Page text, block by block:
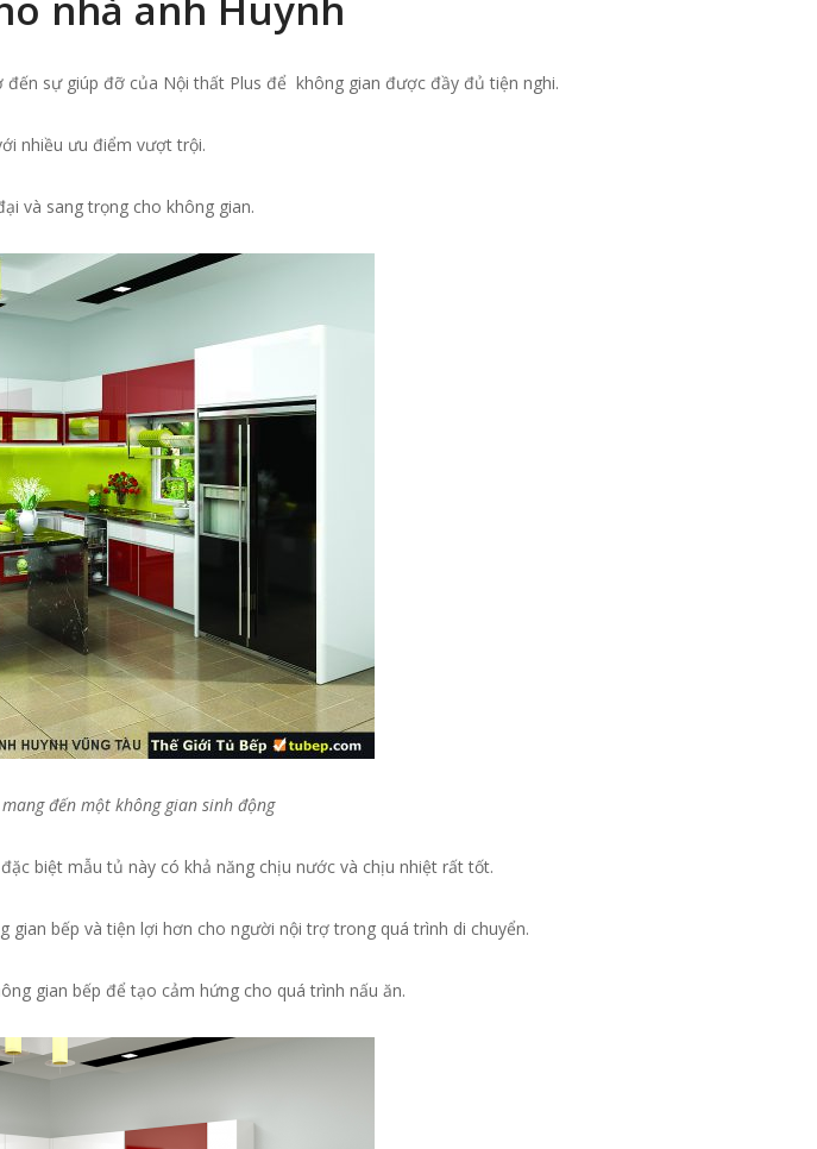
sự giúp đỡ của Nội thất Plus để không gian được đầy đủ tiện nghi.
nhiều ưu điểm vượt trội.
và sang trọng cho không gian.
đến một không gian sinh động
biệt mẫu tủ này có khả năng chịu nước và chịu nhiệt rất tốt.
bếp và tiện lợi hơn cho người nội trợ trong quá trình di chuyển.
gian bếp để tạo cảm hứng cho quá trình nấu ăn.